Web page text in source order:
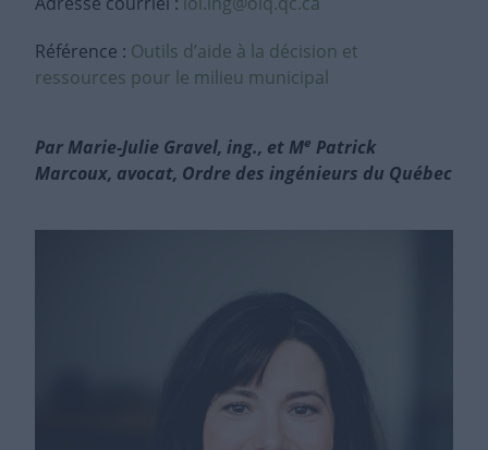
Référence : Outils d’aide à la décision et
ressources pour le milieu municipal
Par Marie-Julie Gravel, ing., et Me Patrick
Marcoux, avocat, Ordre des ingénieurs du Québec